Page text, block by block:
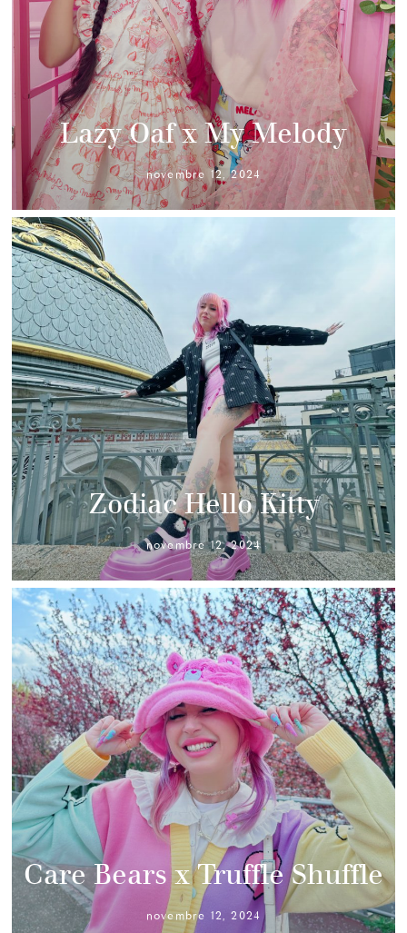
Lazy Oaf x My Melody
novembre 12, 2024
Zodiac Hello Kitty
novembre 12, 2024
Care Bears x Truffle Shuffle
novembre 12, 2024